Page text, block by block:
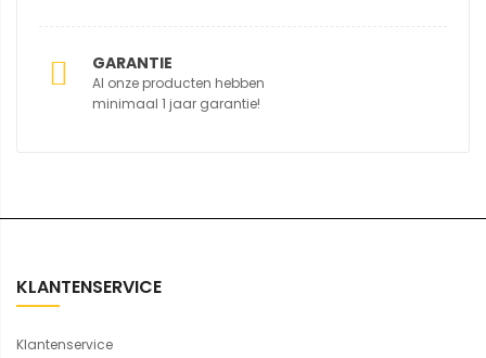
GARANTIE
Al onze producten hebben
minimaal 1 jaar garantie!
KLANTENSERVICE
Klantenservice